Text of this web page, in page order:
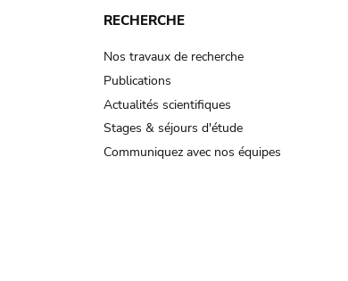
RECHERCHE
Nos travaux de recherche
Publications
Actualités scientifiques
Stages & séjours d'étude
Communiquez avec nos équipes